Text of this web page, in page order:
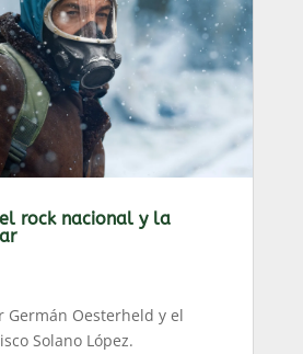
rock nacional y la
Germán Oesterheld y el
Solano López.